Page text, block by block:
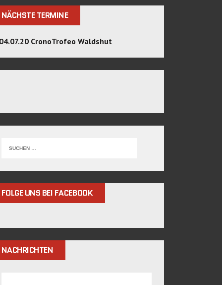
NÄCHSTE TERMINE
04.07.20 CronoTrofeo Waldshut
FOLGE UNS BEI FACEBOOK
NACHRICHTEN